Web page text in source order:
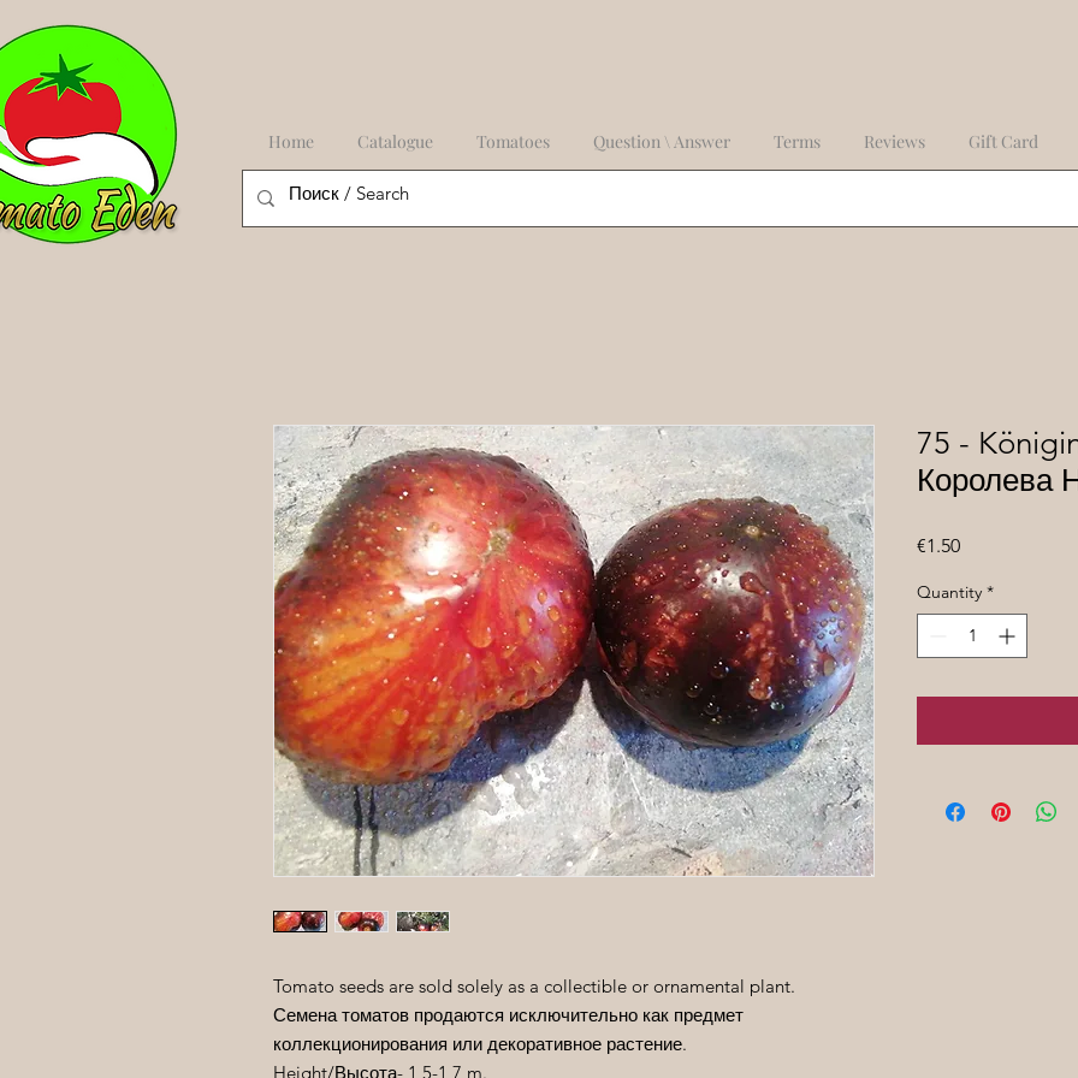
Home Catalogue Tomatoes Question \ Answer Terms Reviews Gift Card
Tomato seeds are sold solely as a collectible or ornamental plant.
Семена томатов продаются исключительно как предмет
коллекционирования или декоративное растение.
Height/Высота- 1,5-1,7 m.
75 -
Королева
€1.50Price
Quantity *